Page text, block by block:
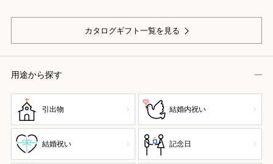
カタログギフト一覧を見る
用途から探す
引出物 結婚内祝い
結婚祝い 記念日